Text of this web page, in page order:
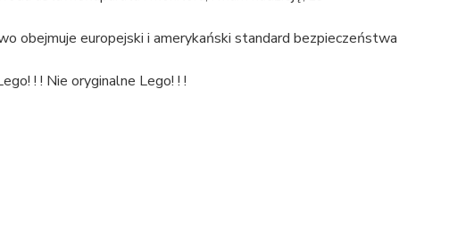
obejmuje europejski i amerykański standard bezpieczeństwa
! ! Nie oryginalne Lego! ! !